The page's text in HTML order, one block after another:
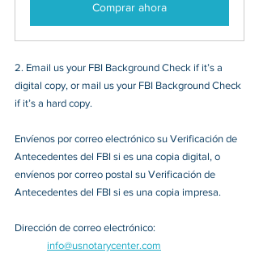
Comprar ahora
2. Email us your FBI Background Check if it’s a
digital copy, or mail us your FBI Background Check
if it’s a hard copy.
Envíenos por correo electrónico su Verificación de
Antecedentes del FBI si es una copia digital, o
envíenos por correo postal su Verificación de
Antecedentes del FBI si es una copia impresa.
Dirección de correo electrónico:
info@usnotarycenter.com